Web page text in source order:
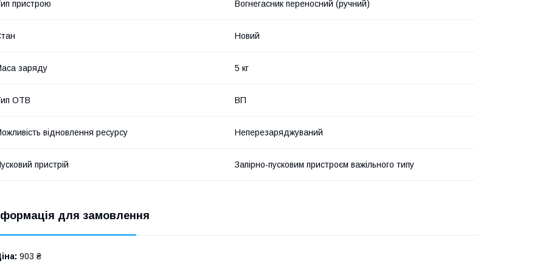
пристрою Вогнегасник переносний (ручний)
Новий
заряду 5 кг
ОТВ ВП
відновлення ресурсу Неперезаряджуваний
пристрій Запірно-пусковим пристроєм важільного типу
для замовлення
903 ₴